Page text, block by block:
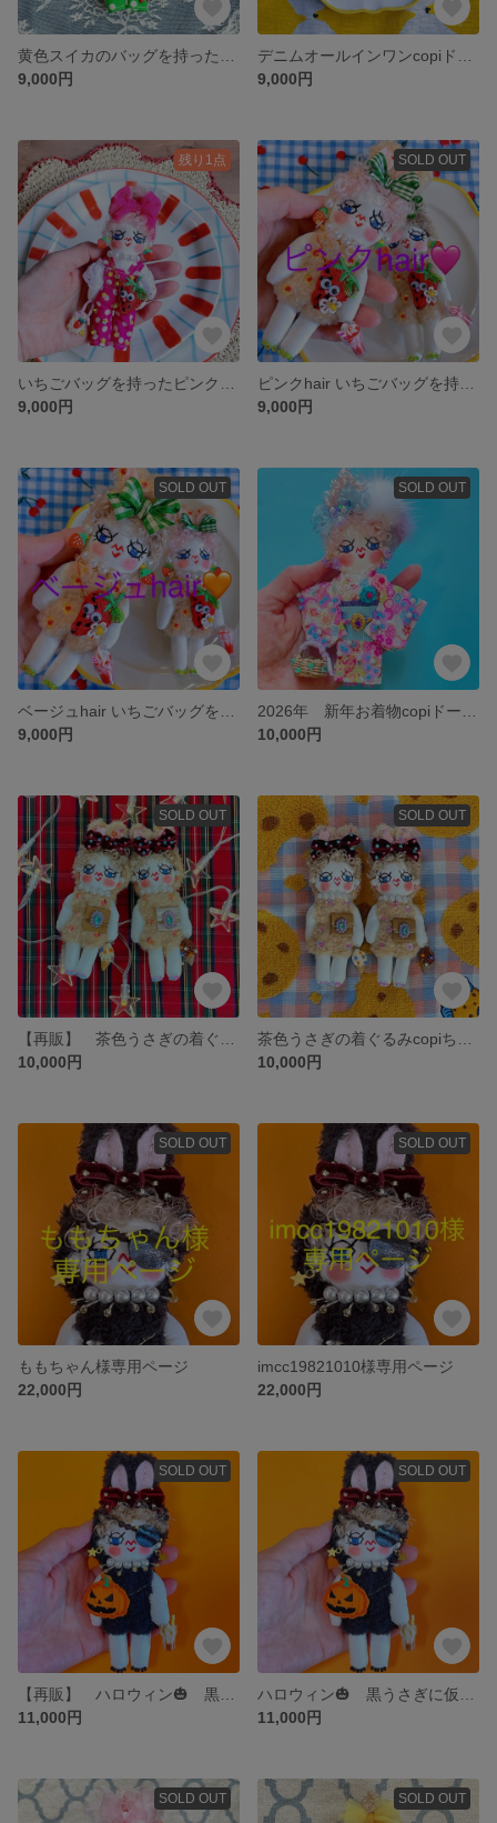
9,000円
9,000円
残り1点
9,000円
SOLD OUT
9,000円
SOLD OUT
9,000円
SOLD OUT
10,000円
SOLD OUT
10,000円
SOLD OUT
10,000円
SOLD OUT
ももちゃん様専用ページ
22,000円
SOLD OUT
imcc19821010様専用ページ
22,000円
SOLD OUT
11,000円
SOLD OUT
11,000円
SOLD OUT SOLD OUT